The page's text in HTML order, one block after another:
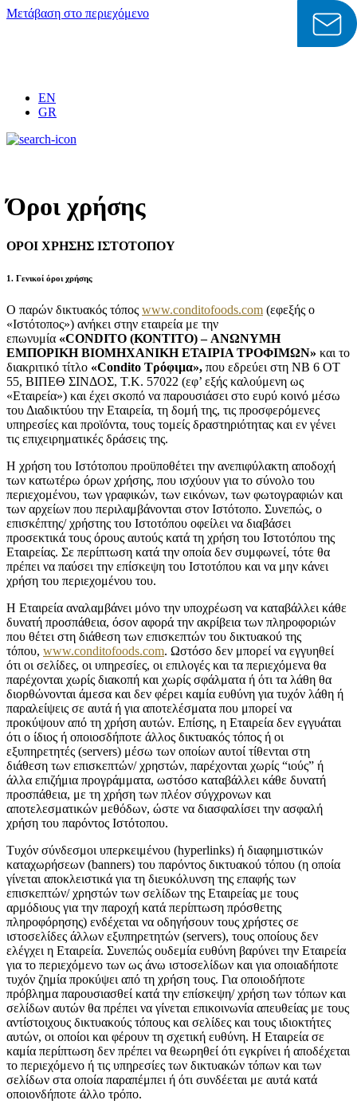
Μετάβαση στο περιεχόμενο
EN
GR
Όροι χρήσης
ΟΡΟΙ ΧΡΗΣΗΣ ΙΣΤΟΤΟΠΟΥ
1. Γενικοί όροι χρήσης
Ο παρών δικτυακός τόπος www.conditofoods.com (εφεξής ο
«Ιστότοπος») ανήκει στην εταιρεία με την
επωνυμία «CONDITO (ΚΟΝΤΙΤΟ) – ΑΝΩΝΥΜΗ
ΕΜΠΟΡΙΚΗ ΒΙΟΜΗΧΑΝΙΚΗ ΕΤΑΙΡΙΑ ΤΡΟΦΙΜΩΝ» και το
διακριτικό τίτλο «Condito Τρόφιμα», που εδρεύει στη ΝΒ 6 ΟΤ
55, ΒΙΠΕΘ ΣΙΝΔΟΣ, Τ.Κ. 57022 (εφ’ εξής καλούμενη ως
«Εταιρεία») και έχει σκοπό να παρουσιάσει στο ευρύ κοινό μέσω
του Διαδικτύου την Εταιρεία, τη δομή της, τις προσφερόμενες
υπηρεσίες και προϊόντα, τους τομείς δραστηριότητας και εν γένει
τις επιχειρηματικές δράσεις της.
Η χρήση του Ιστότοπου προϋποθέτει την ανεπιφύλακτη αποδοχή
των κατωτέρω όρων χρήσης, που ισχύουν για το σύνολο του
περιεχομένου, των γραφικών, των εικόνων, των φωτογραφιών και
των αρχείων που περιλαμβάνονται στον Ιστότοπο. Συνεπώς, ο
επισκέπτης/ χρήστης του Ιστoτόπου οφείλει να διαβάσει
προσεκτικά τους όρους αυτούς κατά τη χρήση του Ιστοτόπου της
Εταιρείας. Σε περίπτωση κατά την οποία δεν συμφωνεί, τότε θα
πρέπει να παύσει την επίσκεψη του Ιστοτόπου και να μην κάνει
χρήση του περιεχομένου του.
Η Εταιρεία αναλαμβάνει μόνο την υποχρέωση να καταβάλλει κάθε
δυνατή προσπάθεια, όσον αφορά την ακρίβεια των πληροφοριών
που θέτει στη διάθεση των επισκεπτών του δικτυακού της
τόπου, www.conditofoods.com. Ωστόσο δεν μπορεί να εγγυηθεί
ότι οι σελίδες, οι υπηρεσίες, οι επιλογές και τα περιεχόμενα θα
παρέχονται χωρίς διακοπή και χωρίς σφάλματα ή ότι τα λάθη θα
διορθώνονται άμεσα και δεν φέρει καμία ευθύνη για τυχόν λάθη ή
παραλείψεις σε αυτά ή για αποτελέσματα που μπορεί να
προκύψουν από τη χρήση αυτών. Επίσης, η Εταιρεία δεν εγγυάται
ότι ο ίδιος ή οποιοσδήποτε άλλος δικτυακός τόπος ή οι
εξυπηρετητές (servers) μέσω των οποίων αυτοί τίθενται στη
διάθεση των επισκεπτών/ χρηστών, παρέχονται χωρίς “ιούς” ή
άλλα επιζήμια προγράμματα, ωστόσο καταβάλλει κάθε δυνατή
προσπάθεια, με τη χρήση των πλέον σύγχρονων και
αποτελεσματικών μεθόδων, ώστε να διασφαλίσει την ασφαλή
χρήση του παρόντος Ιστότοπου.
Τυχόν σύνδεσμοι υπερκειμένου (hyperlinks) ή διαφημιστικών
καταχωρήσεων (banners) του παρόντος δικτυακού τόπου (η οποία
γίνεται αποκλειστικά για τη διευκόλυνση της επαφής των
επισκεπτών/ χρηστών των σελίδων της Εταιρείας με τους
αρμόδιους για την παροχή κατά περίπτωση πρόσθετης
πληροφόρησης) ενδέχεται να οδηγήσουν τους χρήστες σε
ιστοσελίδες άλλων εξυπηρετητών (servers), τους οποίους δεν
ελέγχει η Εταιρεία. Συνεπώς ουδεμία ευθύνη βαρύνει την Εταιρεία
για το περιεχόμενο των ως άνω ιστοσελίδων και για οποιαδήποτε
τυχόν ζημία προκύψει από τη χρήση τους. Για οποιοδήποτε
πρόβλημα παρουσιασθεί κατά την επίσκεψη/ χρήση των τόπων και
σελίδων αυτών θα πρέπει να γίνεται επικοινωνία απευθείας με τους
αντίστοιχους δικτυακούς τόπους και σελίδες και τους ιδιοκτήτες
αυτών, οι οποίοι και φέρουν τη σχετική ευθύνη. Η Εταιρεία σε
καμία περίπτωση δεν πρέπει να θεωρηθεί ότι εγκρίνει ή αποδέχεται
το περιεχόμενο ή τις υπηρεσίες των δικτυακών τόπων και των
σελίδων στα οποία παραπέμπει ή ότι συνδέεται με αυτά κατά
οποιονδήποτε άλλο τρόπο.